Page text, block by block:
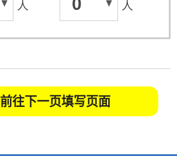
人 人
前往下一页填写页面